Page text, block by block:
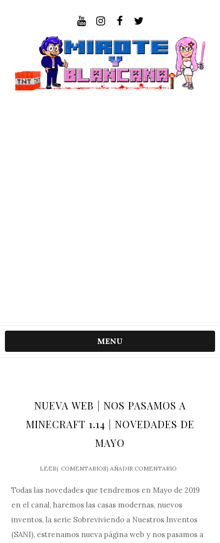
MENU
NUEVA WEB | NOS PASAMOS A
MINECRAFT 1.14 | NOVEDADES DE
MAYO
LEER( COMENTARIOS) AÑADIR COMENTARIO
Todas las novedades que tendremos en Mayo de 2019
en el canal, haremos las casas modernas, nuevos
inventos, la serie Sobreviviendo a Nuestros Inventos
(SANI), estrenamos nueva página web y nos pasamos a